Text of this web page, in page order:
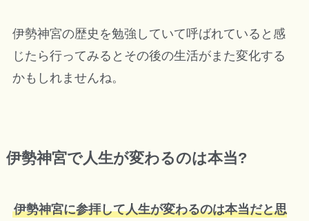
伊勢神宮の歴史を勉強していて呼ばれていると感
じたら行ってみるとその後の生活がまた変化する
かもしれませんね。
伊勢神宮で人生が変わるのは本当?
伊勢神宮に参拝して人生が変わるのは本当だと思